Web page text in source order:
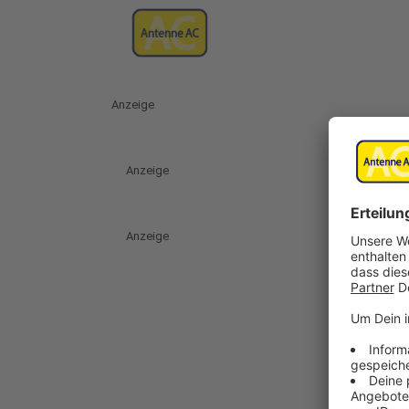
Anzeige
Anzeige
Anzeige